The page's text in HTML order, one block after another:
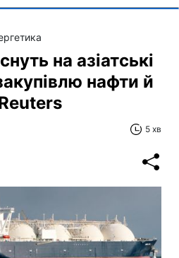
на азіатські
нафти й
5 хв